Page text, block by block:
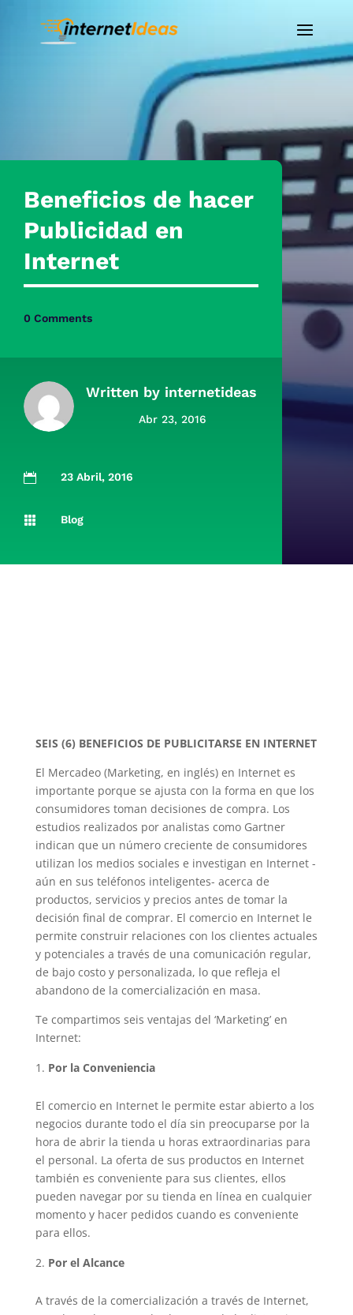
Beneficios de hacer
Publicidad en
Internet
0 Comments
Written by internetideas
Abr 23, 2016
 23 Abril, 2016
 Blog
SEIS (6) BENEFICIOS DE PUBLICITARSE EN INTERNET
El Mercadeo (Marketing, en inglés) en Internet es
importante porque se ajusta con la forma en que los
consumidores toman decisiones de compra. Los
estudios realizados por analistas como Gartner
indican que un número creciente de consumidores
utilizan los medios sociales e investigan en Internet -
aún en sus teléfonos inteligentes- acerca de
productos, servicios y precios antes de tomar la
decisión final de comprar. El comercio en Internet le
permite construir relaciones con los clientes actuales
y potenciales a través de una comunicación regular,
de bajo costo y personalizada, lo que refleja el
abandono de la comercialización en masa.
Te compartimos seis ventajas del ‘Marketing’ en
Internet:
Por la Conveniencia
El comercio en Internet le permite estar abierto a los
negocios durante todo el día sin preocuparse por la
hora de abrir la tienda u horas extraordinarias para
el personal. La oferta de sus productos en Internet
también es conveniente para sus clientes, ellos
pueden navegar por su tienda en línea en cualquier
momento y hacer pedidos cuando es conveniente
para ellos.
Por el Alcance
A través de la comercialización a través de Internet,